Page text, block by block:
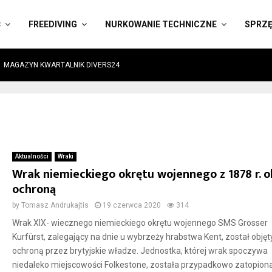
FREEDIVING NURKOWANIE TECHNICZNE
MAGAZYN KWARTALNIK DIVERS24
Aktualności Wraki
Wrak niemieckiego okrętu wojennego z 1878 r.
ochroną
by Tomasz Andrukajtis 19 czerwca 2020 314
Wrak XIX- wiecznego niemieckiego okrętu wojennego SMS Grosser
Kurfürst, zalegający na dnie u wybrzeży hrabstwa Kent, został
ochroną przez brytyjskie władze. Jednostka, której wrak spoczywa
niedaleko miejscowości Folkestone, została przypadkowo